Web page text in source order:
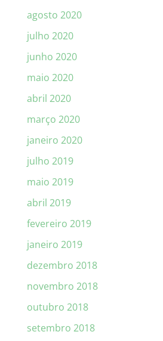
agosto 2020
julho 2020
junho 2020
maio 2020
abril 2020
março 2020
janeiro 2020
julho 2019
maio 2019
abril 2019
fevereiro 2019
janeiro 2019
dezembro 2018
novembro 2018
outubro 2018
setembro 2018